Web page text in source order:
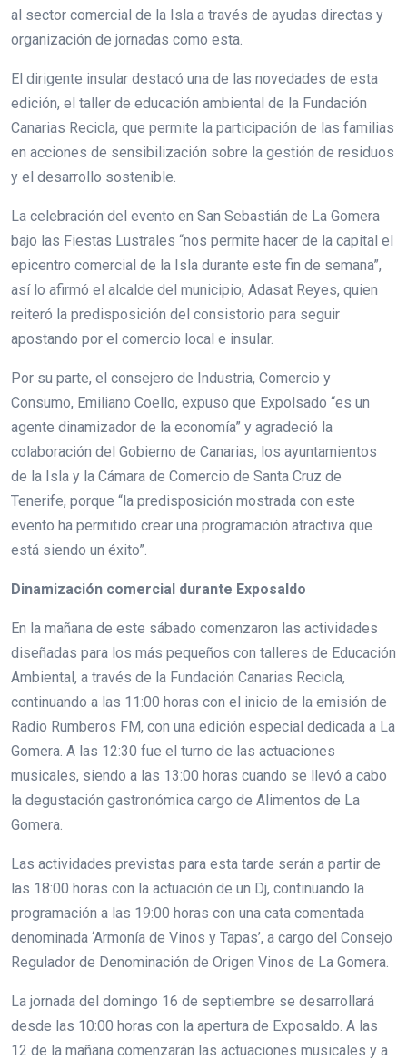
al sector comercial de la Isla a través de ayudas directas y
organización de jornadas como esta.
El dirigente insular destacó una de las novedades de esta
edición, el taller de educación ambiental de la Fundación
Canarias Recicla, que permite la participación de las familias
en acciones de sensibilización sobre la gestión de residuos
y el desarrollo sostenible.
La celebración del evento en San Sebastián de La Gomera
bajo las Fiestas Lustrales “nos permite hacer de la capital el
epicentro comercial de la Isla durante este fin de semana”,
así lo afirmó el alcalde del municipio, Adasat Reyes, quien
reiteró la predisposición del consistorio para seguir
apostando por el comercio local e insular.
Por su parte, el consejero de Industria, Comercio y
Consumo, Emiliano Coello, expuso que Expolsado “es un
agente dinamizador de la economía” y agradeció la
colaboración del Gobierno de Canarias, los ayuntamientos
de la Isla y la Cámara de Comercio de Santa Cruz de
Tenerife, porque “la predisposición mostrada con este
evento ha permitido crear una programación atractiva que
está siendo un éxito”.
Dinamización comercial durante Exposaldo
En la mañana de este sábado comenzaron las actividades
diseñadas para los más pequeños con talleres de Educación
Ambiental, a través de la Fundación Canarias Recicla,
continuando a las 11:00 horas con el inicio de la emisión de
Radio Rumberos FM, con una edición especial dedicada a La
Gomera. A las 12:30 fue el turno de las actuaciones
musicales, siendo a las 13:00 horas cuando se llevó a cabo
la degustación gastronómica cargo de Alimentos de La
Gomera.
Las actividades previstas para esta tarde serán a partir de
las 18:00 horas con la actuación de un Dj, continuando la
programación a las 19:00 horas con una cata comentada
denominada ‘Armonía de Vinos y Tapas’, a cargo del Consejo
Regulador de Denominación de Origen Vinos de La Gomera.
La jornada del domingo 16 de septiembre se desarrollará
desde las 10:00 horas con la apertura de Exposaldo. A las
12 de la mañana comenzarán las actuaciones musicales y a